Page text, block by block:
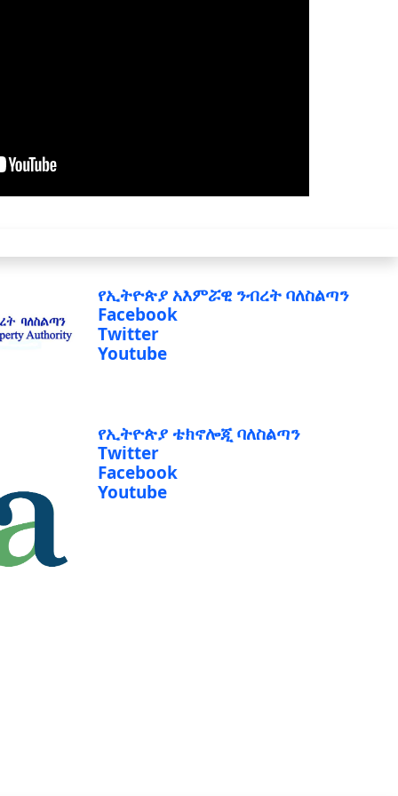
የኢትዮጵያ አእምሯዊ ንብረት ባለስልጣን
Facebook
Twitter
Youtube
የኢትዮጵያ ቴክኖሎጂ ባለስልጣን
Twitter
Facebook
Youtube